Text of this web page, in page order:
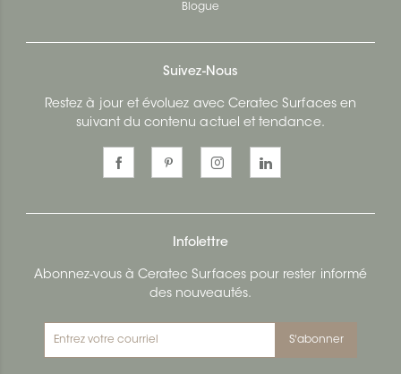
Blogue
Suivez-Nous
Restez à jour et évoluez avec Ceratec Surfaces en
suivant du contenu actuel et tendance.
Infolettre
Abonnez-vous à Ceratec Surfaces pour rester informé
des nouveautés.
S'abonner